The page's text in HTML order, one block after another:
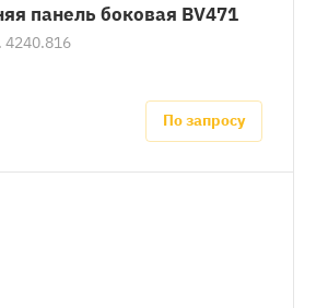
панель боковая BV471
4240.816
По запросу